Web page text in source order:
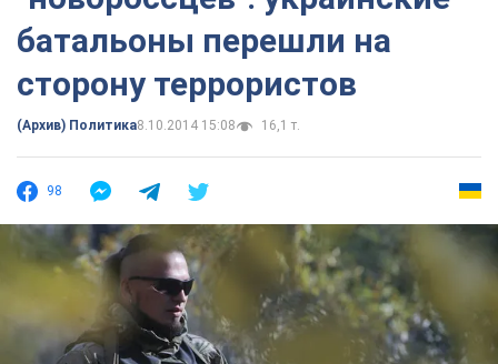
батальоны перешли на
сторону террористов
(Архив) Политика8.10.2014 15:08 16,1 т.
98